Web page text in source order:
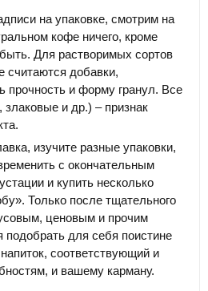
на упаковке, смотрим на
кофе ничего, кроме
Для растворимых сортов
считаются добавки,
прочность и форму гранул. Все
злаковые и др.) – признак
изучите разные упаковки,
с окончательным
и купить несколько
Только после тщательного
ценовым и прочим
подобрать для себя поистине
соответствующий и
и вашему карману.